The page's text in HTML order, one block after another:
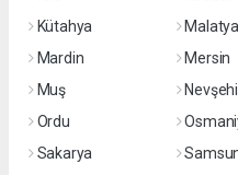
Kütahya
Malatya
Mardin
Mersin
Muş
Ordu
Sakarya